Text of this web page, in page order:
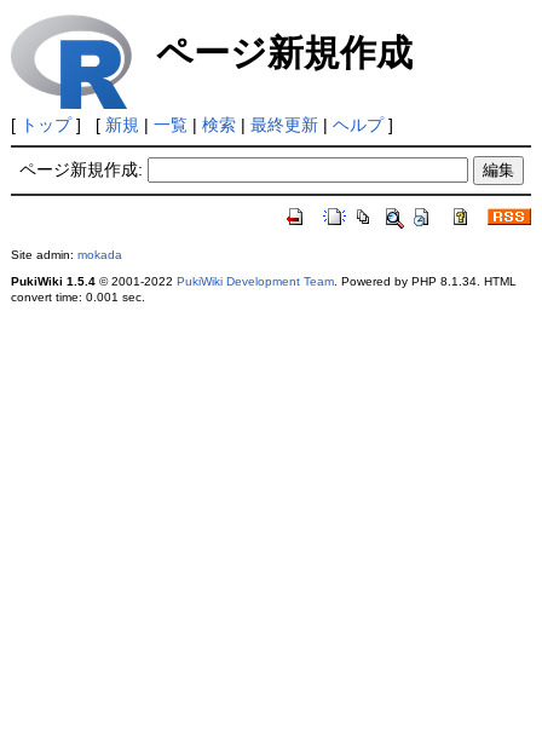
ページ新規作成
[ トップ] [ 新規 | 一覧| 検索| 最終更新| ヘルプ]
ページ新規作成:
Site admin: mokada
PukiWiki 1.5.4© 2001-2022 PukiWiki Development Team. Powered by PHP 8.1.34. HTML
convert time: 0.001 sec.